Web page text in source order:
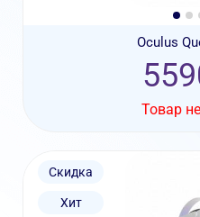
Oculus
Товар
Скидка
Хит